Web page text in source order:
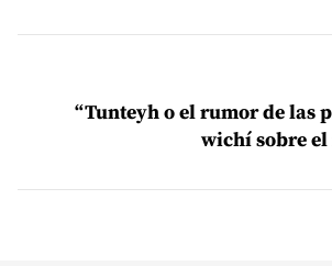
“Tunteyh o el rumor de las
wichí sobre